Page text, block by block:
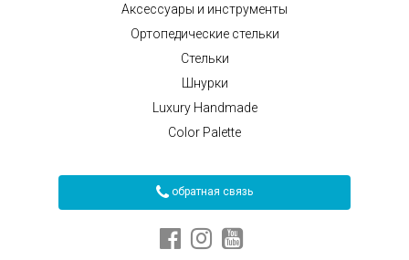
Аксессуары и инструменты
Ортопедические стельки
Стельки
Шнурки
Luxury Handmade
Color Palette
обратная связь